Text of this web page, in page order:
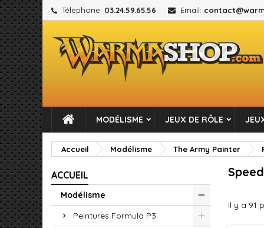
Téléphone: 03.24.59.65.56 Email:
MODÉLISME JEUX DE RÔLE
Accueil Modélisme The Army Painter
ACCUEIL
Modélisme
Peintures Formula P3
Il y a 91
add_circle_outline